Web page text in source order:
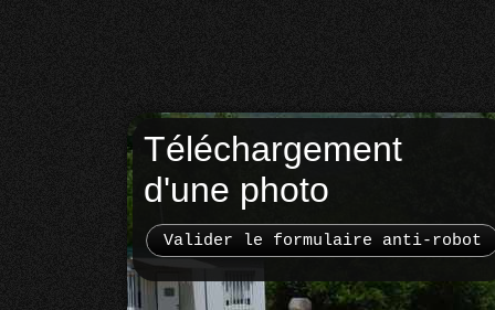
Téléchargement
d'une photo